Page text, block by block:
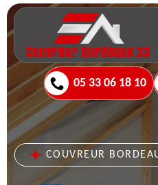
05 33 06 18 10
COUVREUR